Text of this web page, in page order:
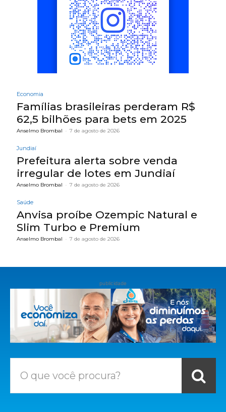
Economia
Famílias brasileiras perderam R$
62,5 bilhões para bets em 2025
Anselmo Brombal - 7 de agosto de 2026
Jundiaí
Prefeitura alerta sobre venda
irregular de lotes em Jundiaí
Anselmo Brombal - 7 de agosto de 2026
Saúde
Anvisa proíbe Ozempic Natural e
Slim Turbo e Premium
Anselmo Brombal - 7 de agosto de 2026
publicidade
O que você procura?